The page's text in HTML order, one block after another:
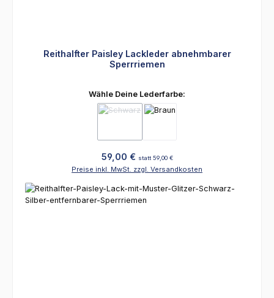
Reithalfter Paisley Lackleder abnehmbarer
Sperrriemen
Wähle Deine Lederfarbe:
Regulärer Preis:
59,00 € statt 59,00 €
Preise inkl. MwSt. zzgl. Versandkosten